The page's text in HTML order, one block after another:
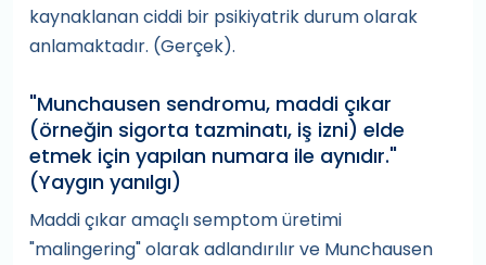
kaynaklanan ciddi bir psikiyatrik durum olarak
anlamaktadır. (Gerçek).
"Munchausen sendromu, maddi çıkar
(örneğin sigorta tazminatı, iş izni) elde
etmek için yapılan numara ile aynıdır."
(Yaygın yanılgı)
Maddi çıkar amaçlı semptom üretimi
"malingering" olarak adlandırılır ve Munchausen